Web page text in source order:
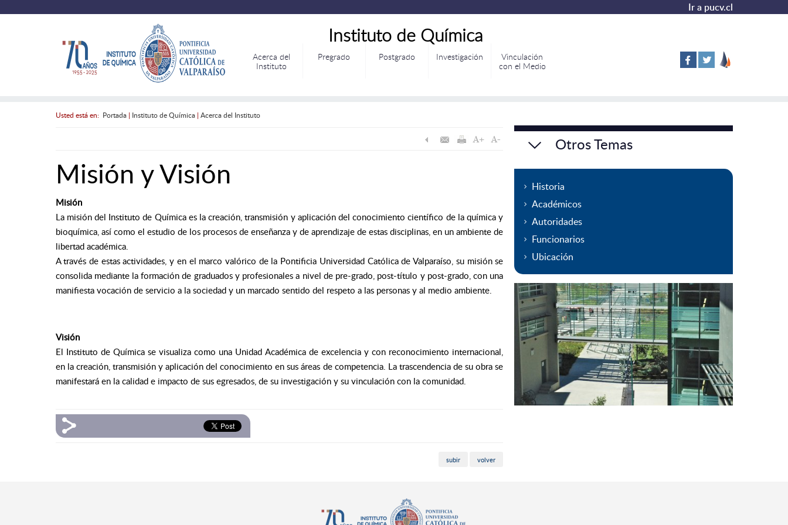
Ir a pucv.cl
Instituto de Química
Acerca del
Instituto
Pregrado Postgrado Investigación
Vinculación
con el Medio
Usted está en: Portada| Instituto de Química| Acerca del Instituto
Misión y Visión
Misión
La misión del Instituto de Química es la creación, transmisión y aplicación del conocimiento científico de la química y
bioquímica, así como el estudio de los procesos de enseñanza y de aprendizaje de estas disciplinas, en un ambiente de
libertad académica.
A través de estas actividades, y en el marco valórico de la Pontificia Universidad Católica de Valparaíso, su misión se
consolida mediante la formación de graduados y profesionales a nivel de pre-grado, post-título y post-grado, con una
manifiesta vocación de servicio a la sociedad y un marcado sentido del respeto a las personas y al medio ambiente.
Visión
El Instituto de Química se visualiza como una Unidad Académica de excelencia y con reconocimiento internacional,
en la creación, transmisión y aplicación del conocimiento en sus áreas de competencia. La trascendencia de su obra se
manifestará en la calidad e impacto de sus egresados, de su investigación y su vinculación con la comunidad.
subir volver
Otros Temas
Historia
Académicos
Autoridades
Funcionarios
Ubicación